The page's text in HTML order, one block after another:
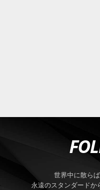
世界中に散ら
永遠のスタンダードか